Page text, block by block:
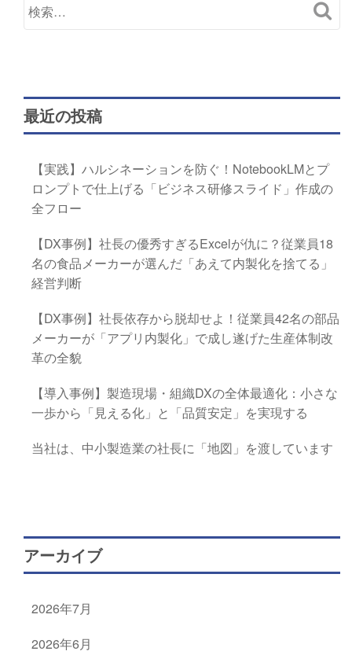
最近の投稿
【実践】ハルシネーションを防ぐ！NotebookLMとプ
ロンプトで仕上げる「ビジネス研修スライド」作成の
全フロー
【DX事例】社長の優秀すぎるExcelが仇に？従業員18
名の食品メーカーが選んだ「あえて内製化を捨てる」
経営判断
【DX事例】社長依存から脱却せよ！従業員42名の部品
メーカーが「アプリ内製化」で成し遂げた生産体制改
革の全貌
【導入事例】製造現場・組織DXの全体最適化：小さな
一歩から「見える化」と「品質安定」を実現する
当社は、中小製造業の社長に「地図」を渡しています
アーカイブ
2026年7月
2026年6月